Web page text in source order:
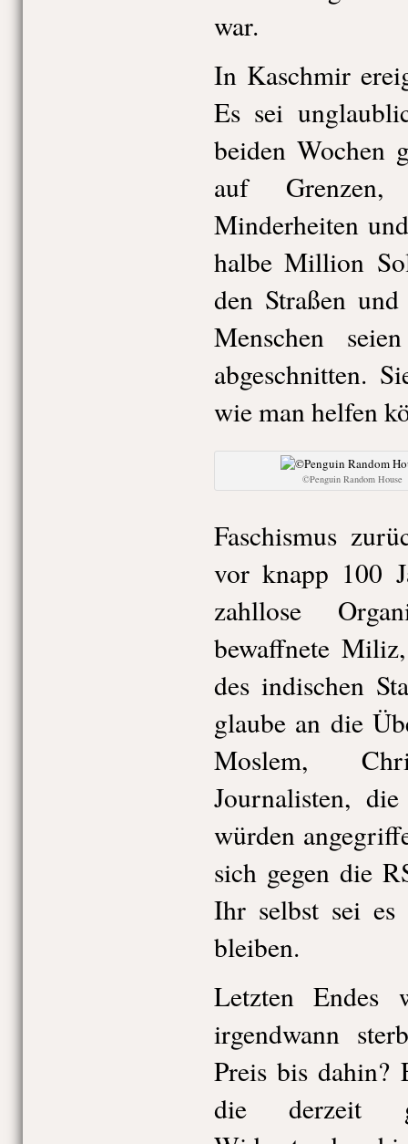
war.
In Kaschmir
Es sei
beiden Wochen
auf
Minderheiten
halbe Million
den Straßen
Menschen
abgeschnitten.
wie man helfen
©Penguin Random House
Faschismus
vor knapp 100
zahllose
bewaffnete
des indischen
glaube an die
Moslem,
Journalisten,
würden
sich gegen die
Ihr selbst sei
bleiben.
Letzten Endes
irgendwann
Preis bis dahin?
die derzeit